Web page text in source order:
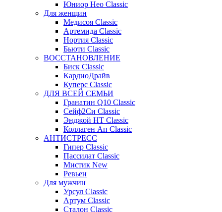
Юниор Нео Classic
Для женщин
Медисоя Classic
Артемида Classic
Нортия Classic
Бьюти Classic
ВОССТАНОВЛЕНИЕ
Биск Classic
КардиоДрайв
Куперс Classic
ДЛЯ ВСЕЙ СЕМЬИ
Гранатин Q10 Classic
Сейф2Си Classic
Энджой НТ Classic
Коллаген Ап Classic
АНТИСТРЕСС
Гипер Classic
Пассилат Classic
Мистик New
Ревьен
Для мужчин
Урсул Classic
Артум Classic
Сталон Classic